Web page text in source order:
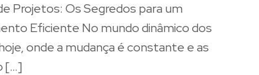
Projetos: Os Segredos para um
Eficiente No mundo dinâmico dos
onde a mudança é constante e as
[…]